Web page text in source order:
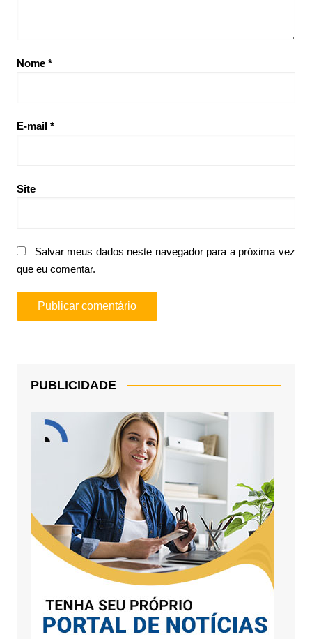
Nome *
E-mail *
Site
Salvar meus dados neste navegador para a próxima vez
que eu comentar.
PUBLICIDADE